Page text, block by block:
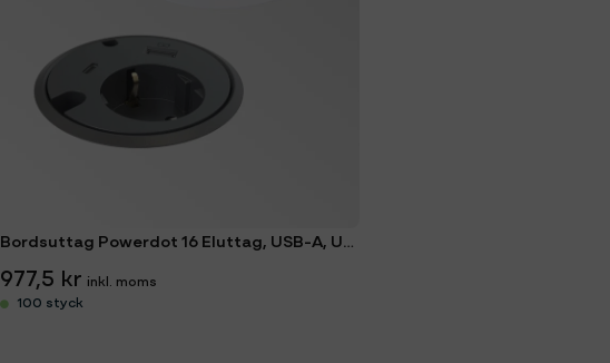
Bordsuttag Powerdot 16 Eluttag, USB-A, USB-C & kabelgenomföring
977,5 kr
100 styck